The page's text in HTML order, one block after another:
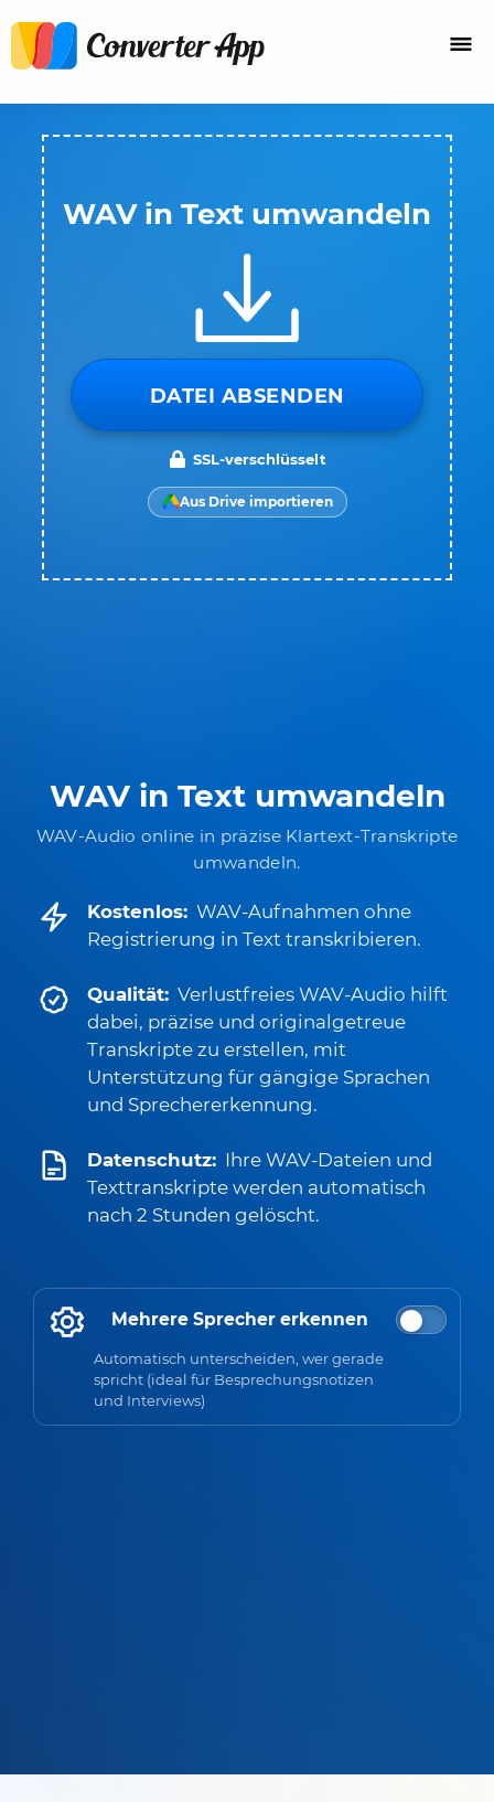
WAV in Text umwandeln
WAV-Audio online in präzise Klartext-Transkripte
umwandeln.
Kostenlos: WAV-Aufnahmen ohne
Registrierung in Text transkribieren.
Qualität: Verlustfreies WAV-Audio hilft
dabei, präzise und originalgetreue
Transkripte zu erstellen, mit
Unterstützung für gängige Sprachen
und Sprechererkennung.
Datenschutz: Ihre WAV-Dateien und
Texttranskripte werden automatisch
nach 2 Stunden gelöscht.
Mehrere Sprecher erkennen
Automatisch unterscheiden, wer gerade
spricht (ideal für Besprechungsnotizen
und Interviews)
WAV in Text umwandeln
DATEI ABSENDEN
SSL-verschlüsselt
Aus Drive importieren